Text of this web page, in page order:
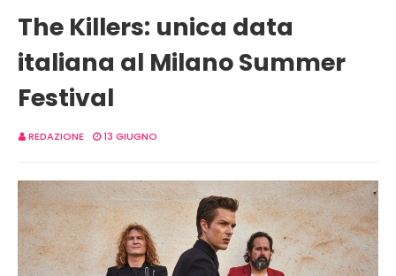
The Killers: unica data
italiana al Milano Summer
Festival
REDAZIONE 13 GIUGNO